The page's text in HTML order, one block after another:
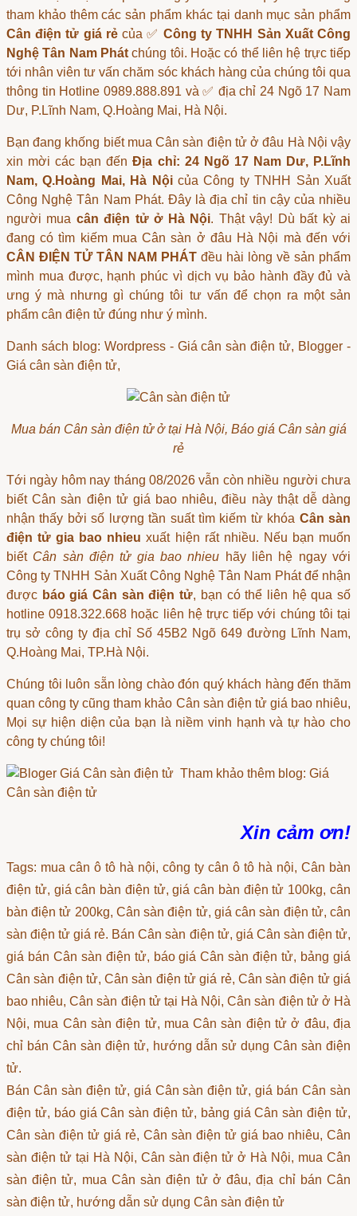
tham khảo thêm các sản phẩm khác tại danh mục sản phẩm
Cân điện tử giá rẻcủa ✅ Công ty TNHH Sản Xuất Công
Nghệ Tân Nam Phát chúng tôi. Hoặc có thể liên hệ trực tiếp
tới nhân viên tư vấn chăm sóc khách hàng của chúng tôi qua
thông tin Hotline 0989.888.891 và ✅ địa chỉ 24 Ngõ 17 Nam
Dư, P.Lĩnh Nam, Q.Hoàng Mai, Hà Nội.
Bạn đang khống biết mua Cân sàn điện tử ở đâu Hà Nội vậy
xin mời các bạn đếnĐịa chỉ: 24 Ngõ 17 Nam Dư, P.Lĩnh
Nam, Q.Hoàng Mai, Hà Nộicủa Công ty TNHH Sản Xuất
Công Nghệ Tân Nam Phát. Đây là địa chỉ tin cậy của nhiều
người mua cân điện tử ở Hà Nội. Thật vậy! Dù bất kỳ ai
đang có tìm kiếm mua Cân sàn ở đâu Hà Nội mà đến với
CÂN ĐIỆN TỬ TÂN NAM PHÁT đều hài lòng về sản phẩm
mình mua được, hạnh phúc vì dịch vụ bảo hành đầy đủ và
ưng ý mà nhưng gì chúng tôi tư vấn để chọn ra một sản
phẩm cân điện tử đúng như ý mình.
Danh sách blog: Wordpress - Giá cân sàn điện tử, Blogger -
Giá cân sàn điện tử,
Mua bán Cân sàn điện tử ở tại Hà Nội, Báo giá Cân sàn giá
rẻ
Tới ngày hôm nay tháng 08/2026 vẫn còn nhiều người chưa
biếtCân sàn điện tử giá bao nhiêu, điều này thật dễ dàng
nhận thấy bởi số lượng tần suất tìm kiếm từ khóa Cân sàn
điện tử gia bao nhieu xuất hiện rất nhiều. Nếu bạn muốn
biết Cân sàn điện tử gia bao nhieu hãy liên hệ ngay với
Công ty TNHH Sản Xuất Công Nghệ Tân Nam Phát để nhận
được báo giá Cân sàn điện tử, bạn có thể liên hệ qua số
hotline 0918.322.668 hoặc liên hệ trực tiếp với chúng tôi tại
trụ sở công ty địa chỉ Số 45B2 Ngõ 649 đường Lĩnh Nam,
Q.Hoàng Mai, TP.Hà Nội.
Chúng tôi luôn sẵn lòng chào đón quý khách hàng đến thăm
quan công ty cũng tham khảo Cân sàn điện tử giá bao nhiêu,
Mọi sự hiện diện của bạn là niềm vinh hạnh và tự hào cho
công ty chúng tôi!
Tham khảo thêm blog: Giá
Cân sàn điện tử
Xin cảm ơn!
Tags: mua cân ô tô hà nội, công ty cân ô tô hà nội, Cân bàn
điện tử, giá cân bàn điện tử, giá cân bàn điện tử 100kg, cân
bàn điện tử 200kg, Cân sàn điện tử, giá cân sàn điện tử, cân
sàn điện tử giá rẻ. Bán Cân sàn điện tử, giá Cân sàn điện tử,
giá bán Cân sàn điện tử, báo giá Cân sàn điện tử, bảng giá
Cân sàn điện tử, Cân sàn điện tử giá rẻ, Cân sàn điện tử giá
bao nhiêu, Cân sàn điện tử tại Hà Nội, Cân sàn điện tử ở Hà
Nội, mua Cân sàn điện tử, mua Cân sàn điện tử ở đâu, địa
chỉ bán Cân sàn điện tử, hướng dẫn sử dụng Cân sàn điện
tử.
Bán Cân sàn điện tử, giá Cân sàn điện tử, giá bán Cân sàn
điện tử, báo giá Cân sàn điện tử, bảng giá Cân sàn điện tử,
Cân sàn điện tử giá rẻ, Cân sàn điện tử giá bao nhiêu, Cân
sàn điện tử tại Hà Nội, Cân sàn điện tử ở Hà Nội, mua Cân
sàn điện tử, mua Cân sàn điện tử ở đâu, địa chỉ bán Cân
sàn điện tử, hướng dẫn sử dụng Cân sàn điện tử